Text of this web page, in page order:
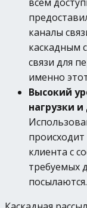
каналы
каскадным
связи для
именно
Высокий
нагрузки
клиента с
требуемых
посылаются.